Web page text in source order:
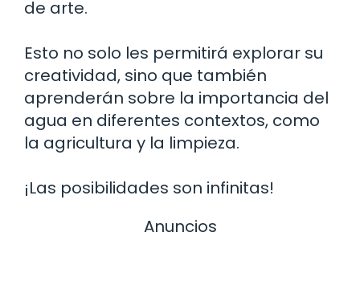
de arte.
Esto no solo les permitirá explorar su
creatividad, sino que también
aprenderán sobre la importancia del
agua en diferentes contextos, como
la agricultura y la limpieza.
¡Las posibilidades son infinitas!
Anuncios